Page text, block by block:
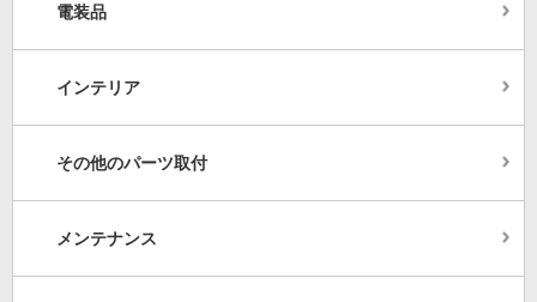
電装品
インテリア
その他のパーツ取付
メンテナンス